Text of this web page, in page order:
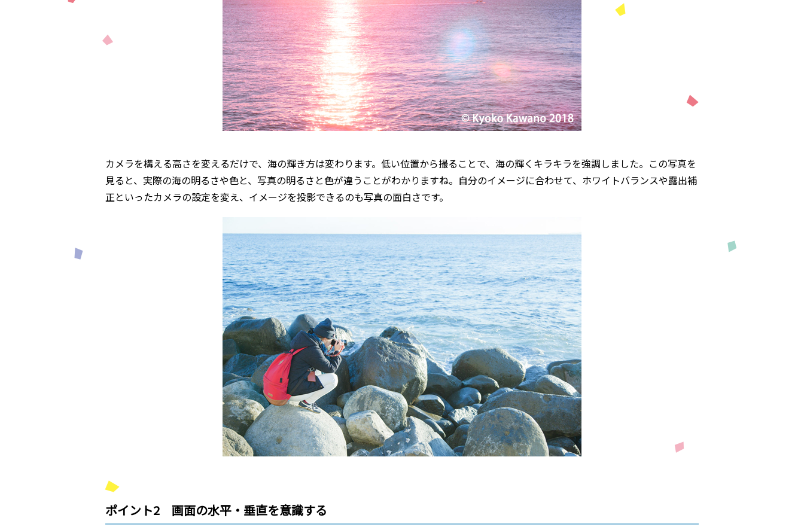
カメラを構える高さを変えるだけで、海の輝き方は変わります。低い位置から撮ることで、海の輝くキラキラを強調しました。この写真を
見ると、実際の海の明るさや色と、写真の明るさと色が違うことがわかりますね。自分のイメージに合わせて、ホワイトバランスや露出補
正といったカメラの設定を変え、イメージを投影できるのも写真の面白さです。
ポイント2 画面の水平・垂直を意識する